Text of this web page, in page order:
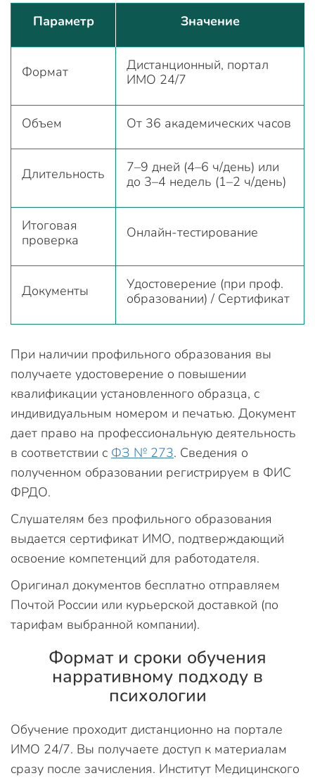
Параметр Значение
Формат
Дистанционный, портал
ИМО 24/7
Объем От 36 академических часов
Длительность
7–9 дней (4–6 ч/день) или
до 3–4 недель (1–2 ч/день)
Итоговая
проверка
Онлайн-тестирование
Документы
Удостоверение (при проф.
образовании) / Сертификат
При наличии профильного образования вы
получаете удостоверение о повышении
квалификации установленного образца, с
индивидуальным номером и печатью. Документ
дает право на профессиональную деятельность
в соответствии с ФЗ № 273. Сведения о
полученном образовании регистрируем в ФИС
ФРДО.
Слушателям без профильного образования
выдается сертификат ИМО, подтверждающий
освоение компетенций для работодателя.
Оригинал документов бесплатно отправляем
Почтой России или курьерской доставкой (по
тарифам выбранной компании).
Формат и сроки обучения
нарративному подходу в
психологии
Обучение проходит дистанционно на портале
ИМО 24/7. Вы получаете доступ к материалам
сразу после зачисления. Институт Медицинского